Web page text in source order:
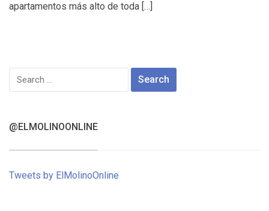
¡Culpable! Jurado en Washington D.C. falla en contra
apartamentos más alto de toda […]
Search
for:
@ELMOLINOONLINE
Tweets by ElMolinoOnline